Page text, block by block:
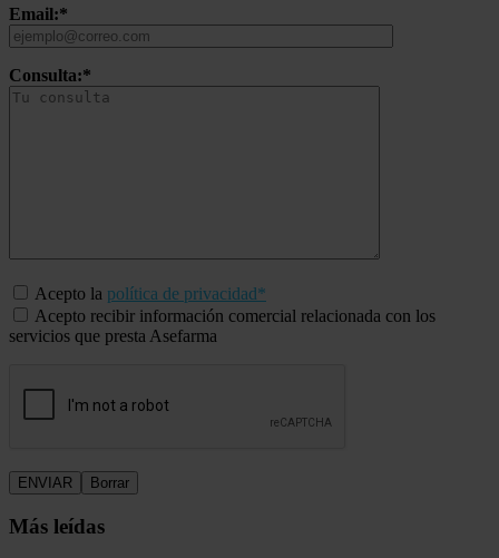
Email:*
Consulta:*
Acepto la política de privacidad*
Acepto recibir información comercial relacionada con los
servicios que presta Asefarma
Más leídas